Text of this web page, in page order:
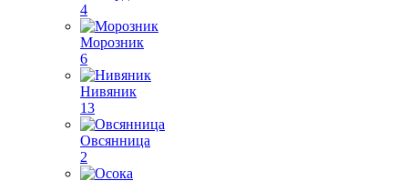
4
Морозник
6
Нивяник
13
Овсянница
2